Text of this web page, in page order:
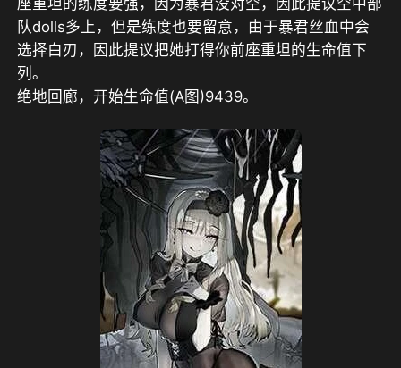
座重坦的练度要强，因为暴君没对空，因此提议空中部
队dolls多上，但是练度也要留意，由于暴君丝血中会
选择白刃，因此提议把她打得你前座重坦的生命值下
列。
绝地回廊，开始生命值(A图)9439。